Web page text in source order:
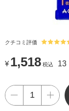
クチコミ評価
¥ 1,518 税込 13